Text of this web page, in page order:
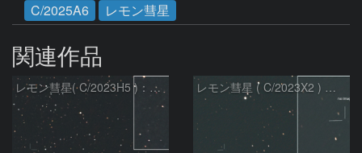
C/2025A6
レモン彗星
関連作品
レモン彗星( C/2023H5 )：2026/05/20 レモン彗星 ( C/2023X2 ) の予報位置：2026/05/29